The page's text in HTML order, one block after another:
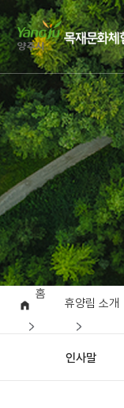
홈
휴양림 소개
인사말